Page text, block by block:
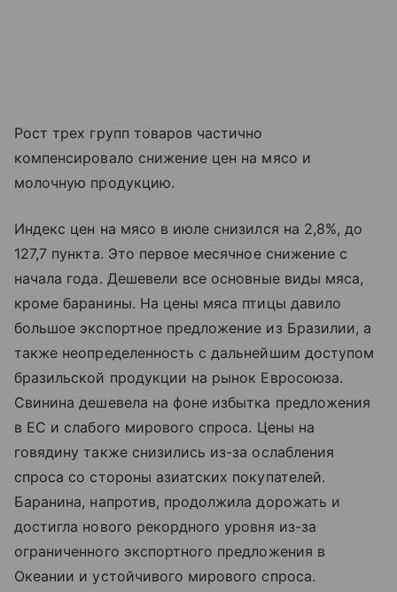
Рост трех групп товаров частично
компенсировало снижение цен на мясо и
молочную продукцию.
Индекс цен на мясо в июле снизился на 2,8%, до
127,7 пункта. Это первое месячное снижение с
начала года. Дешевели все основные виды мяса,
кроме баранины. На цены мяса птицы давило
большое экспортное предложение из Бразилии, а
также неопределенность с дальнейшим доступом
бразильской продукции на рынок Евросоюза.
Свинина дешевела на фоне избытка предложения
в ЕС и слабого мирового спроса. Цены на
говядину также снизились из-за ослабления
спроса со стороны азиатских покупателей.
Баранина, напротив, продолжила дорожать и
достигла нового рекордного уровня из-за
ограниченного экспортного предложения в
Океании и устойчивого мирового спроса.